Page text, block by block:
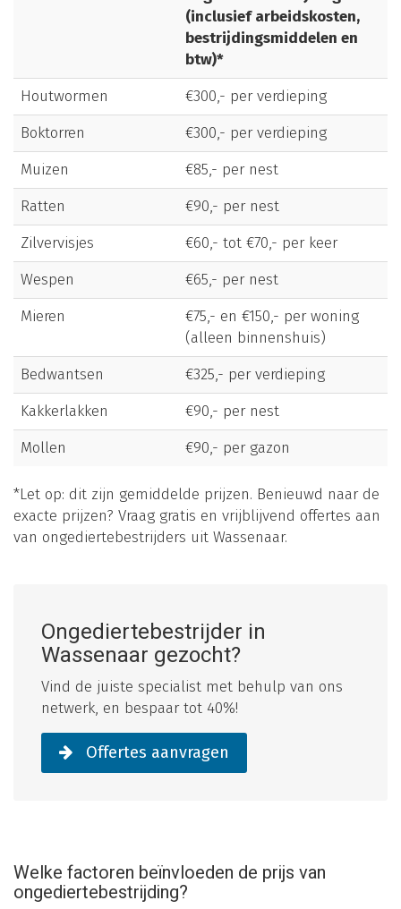
(inclusief arbeidskosten,
bestrijdingsmiddelen en
btw)*
Houtwormen
€300,- per verdieping
Boktorren
€300,- per verdieping
Muizen
€85,- per nest
Ratten
€90,- per nest
Zilvervisjes
€60,- tot €70,- per keer
Wespen
€65,- per nest
Mieren
€75,- en €150,- per woning
(alleen binnenshuis)
Bedwantsen
€325,- per verdieping
Kakkerlakken
€90,- per nest
Mollen
€90,- per gazon
*Let op: dit zijn gemiddelde prijzen. Benieuwd naar de
exacte prijzen? Vraag gratis en vrijblijvend offertes aan
van ongediertebestrijders uit Wassenaar.
Ongediertebestrijder in
Wassenaar gezocht?
Vind de juiste specialist met behulp van ons
netwerk, en bespaar tot 40%!
Offertes aanvragen
Welke factoren beïnvloeden de prijs van
ongediertebestrijding?